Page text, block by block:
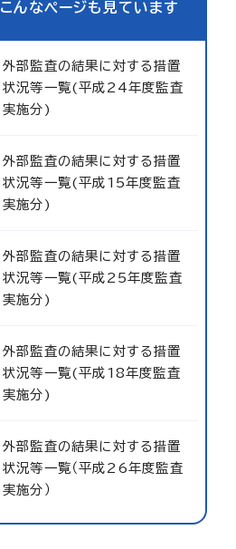
こんなページも見ています
外部監査の結果に対する措置
状況等一覧(平成24年度監査
実施分)
外部監査の結果に対する措置
状況等一覧(平成15年度監査
実施分)
外部監査の結果に対する措置
状況等一覧(平成25年度監査
実施分)
外部監査の結果に対する措置
状況等一覧(平成18年度監査
実施分)
外部監査の結果に対する措置
状況等一覧（平成26年度監査
実施分）